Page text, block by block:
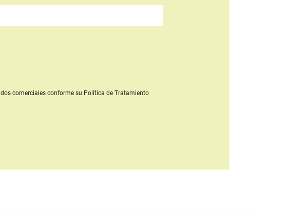
comercialesconforme su Política de Tratamiento